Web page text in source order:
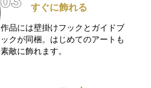
すぐに飾れる
作品には壁掛けフックとガイドブ
ックが同梱。はじめてのアートも
素敵に飾れます。